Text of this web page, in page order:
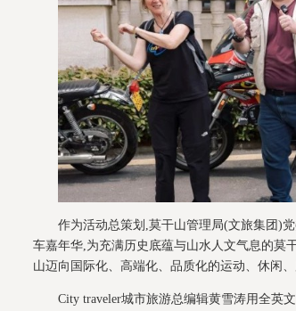
作为活动总策划,莫干山管理局(文旅集团)
车嘉年华,为充满历史底蕴与山水人文气息的莫
山迈向国际化、高端化、品质化的运动、休闲、
City traveler城市旅游总编辑黄雪涛用全英